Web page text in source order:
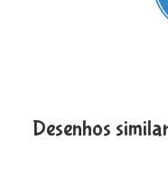
Desenhos